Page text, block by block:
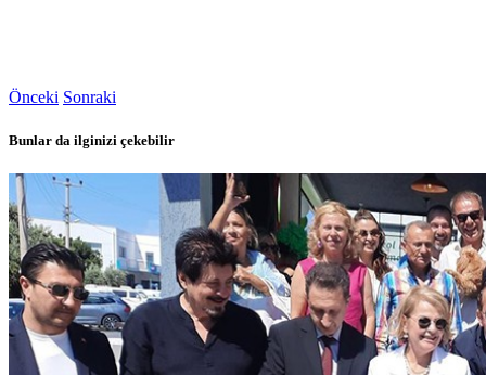
Önceki Sonraki
Bunlar da ilginizi çekebilir